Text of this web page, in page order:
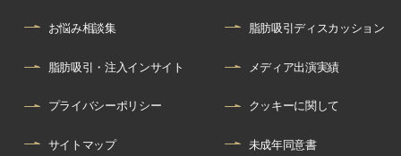
お悩み相談集 脂肪吸引ディスカッション
脂肪吸引・注入インサイト メディア出演実績
プライバシーポリシー クッキーに関して
サイトマップ 未成年同意書